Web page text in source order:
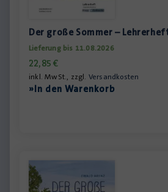
Der große Sommer –
Lieferung bis 11.08.2026
22,85€
inkl. MwSt., zzgl. Versandkosten
»In den Warenkorb